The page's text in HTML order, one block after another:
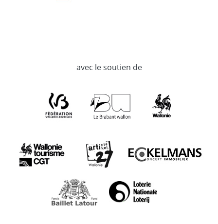
avec le soutien de